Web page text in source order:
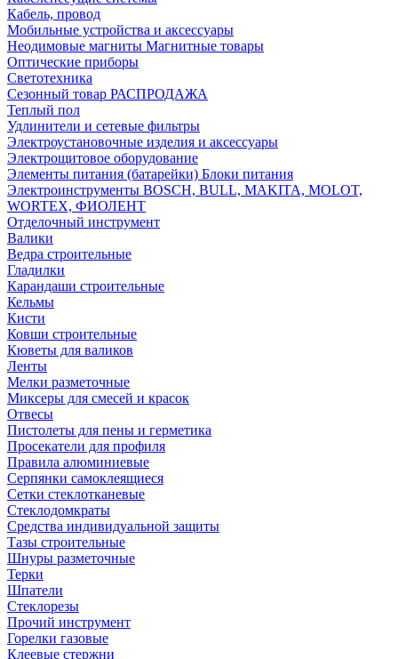
Кабель, провод
Мобильные устройства и аксессуары
Неодимовые магниты Магнитные товары
Оптические приборы
Светотехника
Сезонный товар РАСПРОДАЖА
Теплый пол
Удлинители и сетевые фильтры
Электроустановочные изделия и аксессуары
Электрощитовое оборудование
Элементы питания (батарейки) Блоки питания
Электроинструменты BOSCH, BULL, MAKITA, MOLOT,
WORTEX, ФИОЛЕНТ
Отделочный инструмент
Валики
Ведра строительные
Гладилки
Карандаши строительные
Кельмы
Кисти
Ковши строительные
Кюветы для валиков
Ленты
Мелки разметочные
Миксеры для смесей и красок
Отвесы
Пистолеты для пены и герметика
Просекатели для профиля
Правила алюминиевые
Серпянки самоклеящиеся
Сетки стеклотканевые
Стеклодомкраты
Средства индивидуальной защиты
Тазы строительные
Шнуры разметочные
Терки
Шпатели
Стеклорезы
Прочий инструмент
Горелки газовые
Клеевые стержни